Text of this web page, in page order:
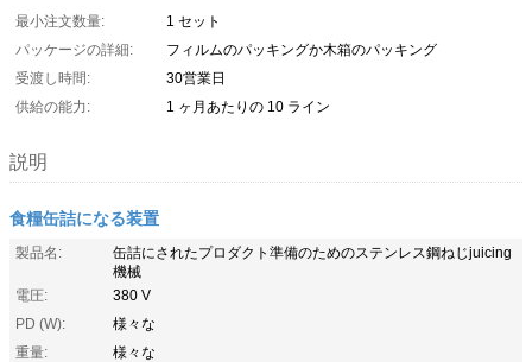
最小注文数量:
1 セット
パッケージの詳細:
フィルムのパッキングか木箱のパッキング
受渡し時間:
30営業日
供給の能力:
1 ヶ月あたりの 10 ライン
説明
食糧缶詰になる装置
製品名:
缶詰にされたプロダクト準備のためのステンレス鋼ねじjuicing
機械
電圧:
380 V
PD (W):
様々な
重量:
様々な